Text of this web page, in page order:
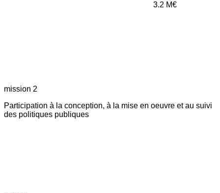
3.2 M€
mission 2
Participation à la conception, à la mise en oeuvre et au suivi
des politiques publiques